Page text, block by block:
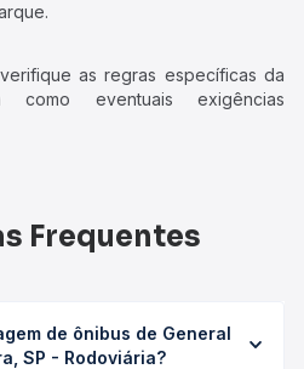
as regras específicas da
como eventuais exigências
Frequentes
de ônibus de General
SP - Rodoviária?